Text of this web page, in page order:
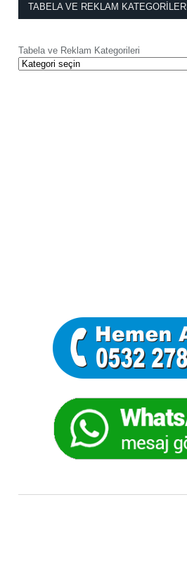
TABELA VE REKLAM KATEGORILERI
Tabela ve Reklam Kategorileri